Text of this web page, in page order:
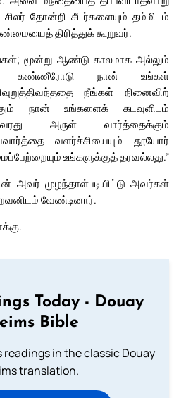
சிலர் தோன்றி சீடர்களையும் தம்மிடம்
திரித்துக் கூறுவர்.
மூன்று ஆண்டு காலமாக அல்லும்
கண்ணீரோடு நான் உங்கள்
நீங்கள் நினைவிற்
நான் உங்களைக் கடவுளிடம்
அருள் வார்த்தைக்கும்
வளர்ச்சியையும் தூயோர்
உங்களுக்குத் தரவல்லது.”
முழந்தாள்படியிட்டு அவர்கள்
வேண்டினார்.
Today - Douay
Bible
readings in the classic Douay
translation.